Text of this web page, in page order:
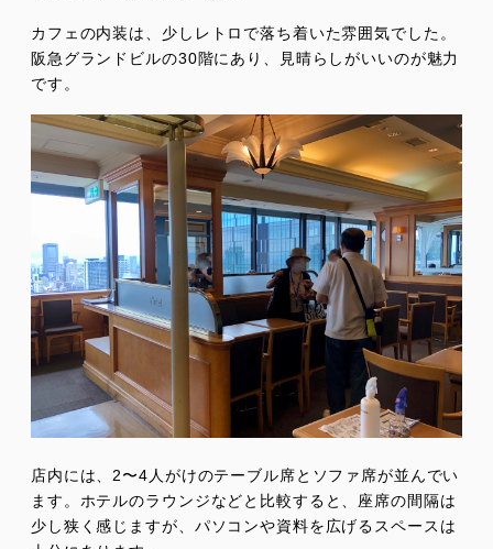
カフェの内装は、少しレトロで落ち着いた雰囲気でした。
阪急グランドビルの30階にあり、見晴らしがいいのが魅力
です。
店内には、2〜4人がけのテーブル席とソファ席が並んでい
ます。ホテルのラウンジなどと比較すると、座席の間隔は
少し狭く感じますが、パソコンや資料を広げるスペースは